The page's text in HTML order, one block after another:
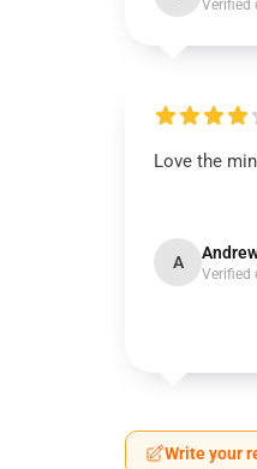
Verified
Love the
A
Verified
Write your